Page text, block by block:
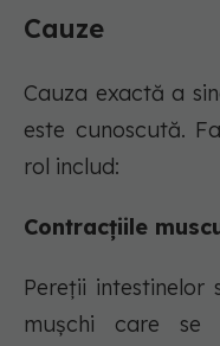
Cauze
Cauza exactă a
este cunoscută.
rol includ:
Contracțiile
Pereții
mușchi care se